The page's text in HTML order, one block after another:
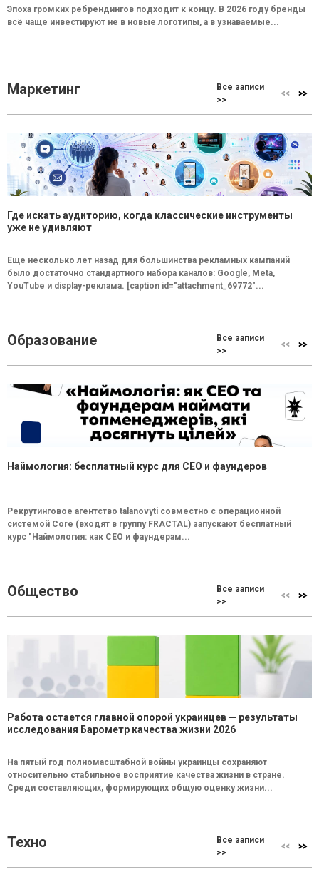
Эпоха громких ребрендингов подходит к концу. В 2026 году бренды
всё чаще инвестируют не в новые логотипы, а в узнаваемые...
Маркетинг
Все записи
>>
Где искать аудиторию, когда классические инструменты
уже не удивляют
Еще несколько лет назад для большинства рекламных кампаний
было достаточно стандартного набора каналов: Google, Meta,
YouTube и display-реклама. [caption id="attachment_69772"...
Образование
Все записи
>>
Наймология: бесплатный курс для CEO и фаундеров
Рекрутинговое агентство talanovyti совместно с операционной
системой Core (входят в группу FRACTAL) запускают бесплатный
курс "Наймология: как СEO и фаундерам...
Общество
Все записи
>>
Работа остается главной опорой украинцев — результаты
исследования Барометр качества жизни 2026
На пятый год полномасштабной войны украинцы сохраняют
относительно стабильное восприятие качества жизни в стране.
Среди составляющих, формирующих общую оценку жизни...
Техно
Все записи
>>